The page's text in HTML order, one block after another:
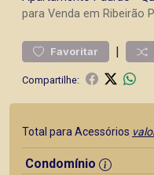
para Venda em Ribeirão
Favoritar |
Compartilhe:
Total para Acessórios
Condomínio